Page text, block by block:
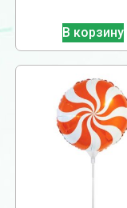
В корзину